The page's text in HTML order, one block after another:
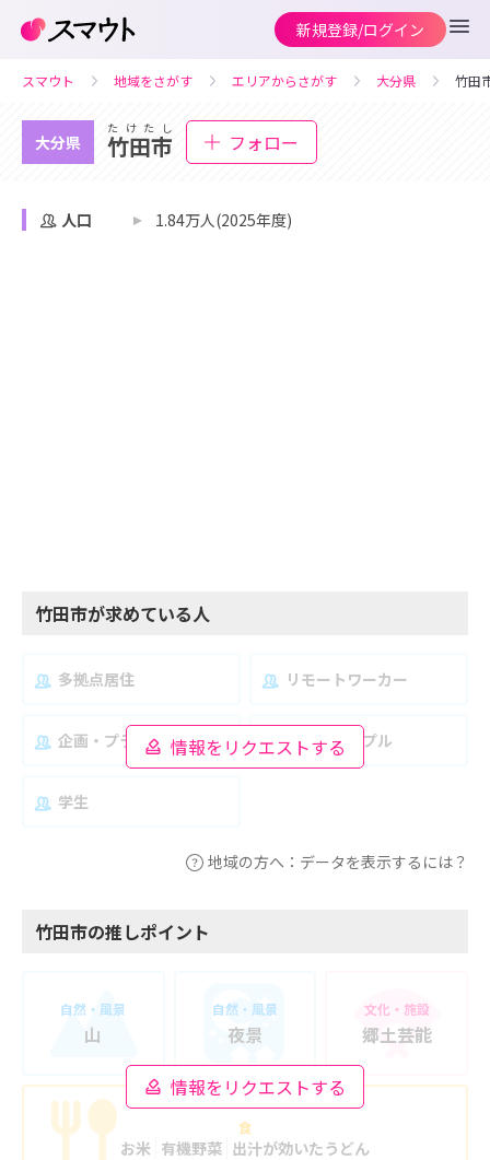
新規登録/ログイン
スマウト 地域をさがす エリアからさがす 大分県 竹田
大分県
たけたし
竹田市 フォロー
人口 1.84万人(2025年度)
竹田市が求めている人
情報をリクエストする
多拠点居住 リモートワーカー
企画・プランナー 夫婦・カップル
学生
地域の方へ：データを表示するには？
竹田市の推しポイント
情報をリクエストする
自然・風景
山
自然・風景
夜景
文化・施設
郷土芸能
食
お米 有機野菜 出汁が効いたうどん